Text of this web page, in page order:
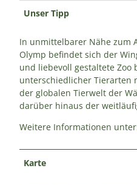
Unser Tipp
In unmittelbarer Nähe zum
Olymp befindet sich der
und liebevoll gestaltete Zoo
unterschiedlicher Tierarten
der globalen Tierwelt der
darüber hinaus der
Weitere Informationen
Karte